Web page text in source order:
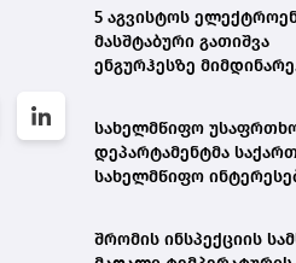
5 აგვისტოს
მასშტაბური გათიშვა
ენგურჰესზე მიმდინარე
სახელმწიფო
დეპარტამენტმა
სახელმწიფო
შრომის ინსპექციის